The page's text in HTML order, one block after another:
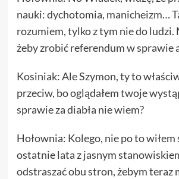
nauki: dychotomia, manicheizm…
rozumiem, tylko z tym nie do ludzi.
żeby zrobić referendum w sprawie
Kosiniak: Ale Szymon, ty to
przeciw, bo oglądałem twoje
sprawie za diabła nie wiem?
Hołownia: Kolego, nie po to wiłem
ostatnie lata z jasnym
odstraszać obu stron, żebym teraz